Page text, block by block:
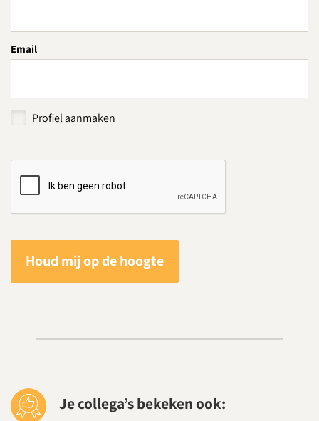
Email
Profiel aanmaken
Houd mij op de hoogte
Je collega’s bekeken ook: